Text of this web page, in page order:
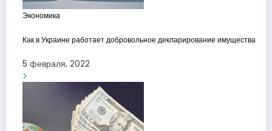
Экономика
Как в Украине работает добровольное декларирование имущества
5 февраля, 2022